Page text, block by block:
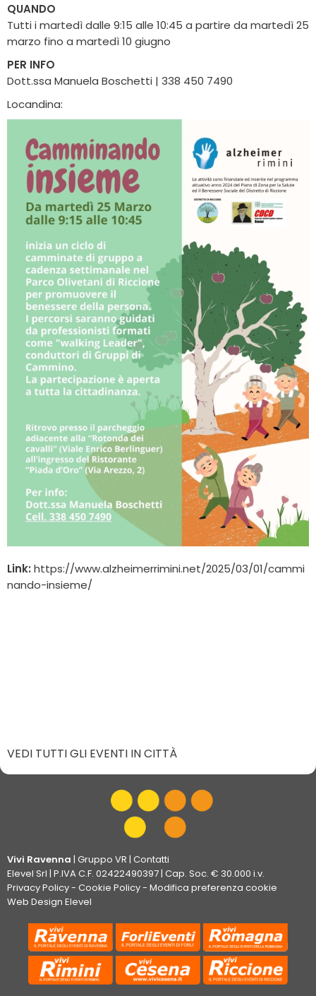
QUANDO
Tutti i martedì dalle 9:15 alle 10:45 a partire da martedì 25
marzo fino a martedì 10 giugno
PER INFO
Dott.ssa Manuela Boschetti | 338 450 7490
Locandina:
Link: https://www.alzheimerrimini.net/2025/03/01/cammi
nando-insieme/
VEDI TUTTI GLI EVENTI IN CITTÀ
Vivi Ravenna | Gruppo VR | Contatti
Elevel Srl | P.IVA C.F. 02422490397 | Cap. Soc. € 30.000 i.v.
Privacy Policy- Cookie Policy- Modifica preferenza cookie
Web Design Elevel